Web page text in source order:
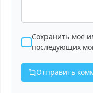
Сохранить моё
последующих
Отправить